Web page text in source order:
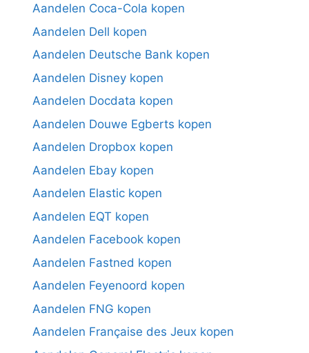
Aandelen Coca-Cola kopen
Aandelen Dell kopen
Aandelen Deutsche Bank kopen
Aandelen Disney kopen
Aandelen Docdata kopen
Aandelen Douwe Egberts kopen
Aandelen Dropbox kopen
Aandelen Ebay kopen
Aandelen Elastic kopen
Aandelen EQT kopen
Aandelen Facebook kopen
Aandelen Fastned kopen
Aandelen Feyenoord kopen
Aandelen FNG kopen
Aandelen Française des Jeux kopen